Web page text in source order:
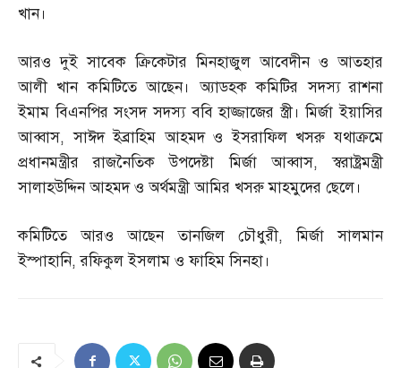
খান।
আরও দুই সাবেক ক্রিকেটার মিনহাজুল আবেদীন ও আতহার
আলী খান কমিটিতে আছেন। অ্যাডহক কমিটির সদস্য রাশনা
ইমাম বিএনপির সংসদ সদস্য ববি হাজ্জাজের স্ত্রী। মির্জা ইয়াসির
আব্বাস,সাঈদ ইব্রাহিম আহমদ ও ইসরাফিল খসরু যথাক্রমে
প্রধানমন্ত্রীর রাজনৈতিক উপদেষ্টা মির্জা আব্বাস,স্বরাষ্ট্রমন্ত্রী
সালাহউদ্দিন আহমদ ও অর্থমন্ত্রী আমির খসরু মাহমুদের ছেলে।
কমিটিতে আরও আছেন তানজিল চৌধুরী,মির্জা সালমান
ইস্পাহানি,রফিকুল ইসলাম ও ফাহিম সিনহা।